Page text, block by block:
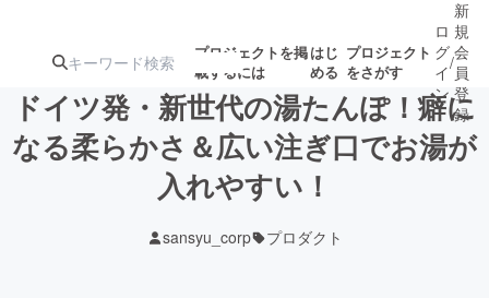
プロジェクトを掲
載するには
はじ
める
プロジェクト
をさがす
注目の新着プロ募集終了が近いプ
ロ
グ
イ
ン
/
新
規
会
員
登
録
ドイツ発・新世代の湯たんぽ！癖に
なる柔らかさ＆広い注ぎ口でお湯が
入れやすい！
sansyu_corp プロダクト